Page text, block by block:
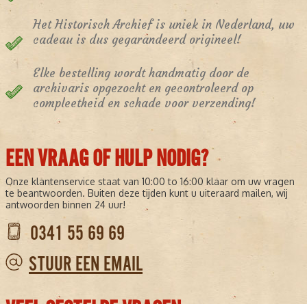
Het Historisch Archief is uniek in Nederland, uw
cadeau is dus gegarandeerd origineel!
Elke bestelling wordt handmatig door de
archivaris opgezocht en gecontroleerd op
compleetheid en schade voor verzending!
EEN VRAAG OF HULP NODIG?
Onze klantenservice staat van 10:00 to 16:00 klaar om uw vragen
te beantwoorden. Buiten deze tijden kunt u uiteraard mailen, wij
antwoorden binnen 24 uur!
0341 55 69 69
STUUR EEN EMAIL